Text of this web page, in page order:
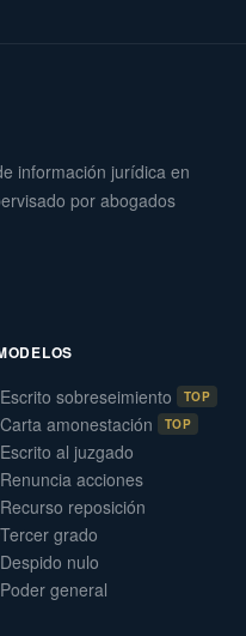
información jurídica en
por abogados
Escrito sobreseimiento TOP
Carta amonestación TOP
Escrito al juzgado
Renuncia acciones
Recurso reposición
Tercer grado
Despido nulo
Poder general